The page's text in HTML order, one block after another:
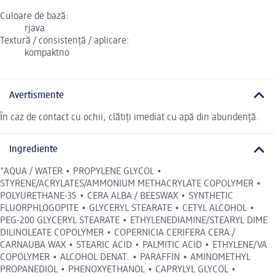
Culoare de bază:
rjava
Textură / consistență / aplicare:
kompaktno
Avertismente
În caz de contact cu ochii, clătiți imediat cu apă din abundență.
Ingrediente
"AQUA / WATER • PROPYLENE GLYCOL •
STYRENE/ACRYLATES/AMMONIUM METHACRYLATE COPOLYMER •
POLYURETHANE-35 • CERA ALBA / BEESWAX • SYNTHETIC
FLUORPHLOGOPITE • GLYCERYL STEARATE • CETYL ALCOHOL •
PEG-200 GLYCERYL STEARATE • ETHYLENEDIAMINE/STEARYL DIME
DILINOLEATE COPOLYMER • COPERNICIA CERIFERA CERA /
CARNAUBA WAX • STEARIC ACID • PALMITIC ACID • ETHYLENE/VA
COPOLYMER • ALCOHOL DENAT. • PARAFFIN • AMINOMETHYL
PROPANEDIOL • PHENOXYETHANOL • CAPRYLYL GLYCOL •